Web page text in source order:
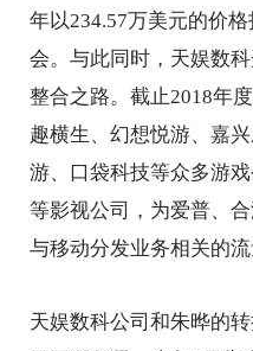
年以234.57万美元的价
会。与此同时，天娱数
整合之路。截止2018年
趣横生、幻想悦游、嘉
游、口袋科技等众多游
等影视公司，为爱普、
与移动分发业务相关的流
天娱数科公司和朱晔的